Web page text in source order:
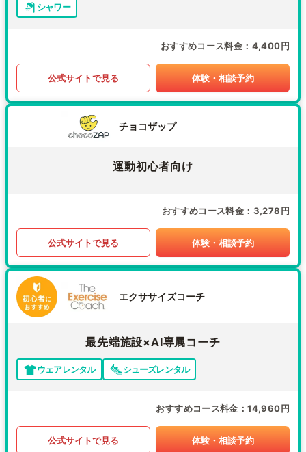
シャワー
おすすめコース料金 4,400円
公式サイトで見る 体験・相談予約
チョコザップ
運動初心者向け
おすすめコース料金 3,278円
公式サイトで見る 体験・相談予約
エクササイズコーチ
最先端施設×AI専属コーチ
ウェアレンタル シューズレンタル
おすすめコース料金 14,960円
公式サイトで見る 体験・相談予約